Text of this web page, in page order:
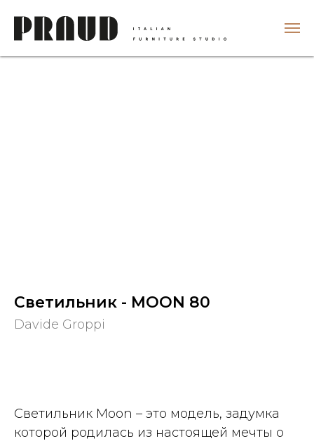
Светильник - MOON 80
Davide Groppi
Светильник Moon – это модель, задумка
которой родилась из настоящей мечты о